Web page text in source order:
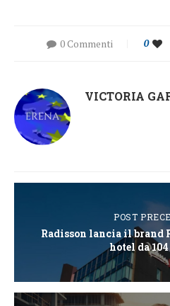
0 Commenti 0
VICTORIA
POST
Radisson lancia il brand
hotel da